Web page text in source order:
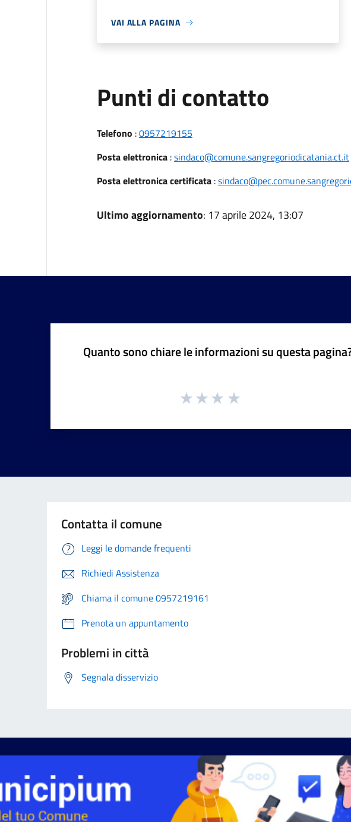
VAI ALLA PAGINA
Punti di contatto
Telefono :0957219155
Posta elettronica:sindaco@comune.sangregoriodicatania.ct.it
Posta elettronica certificata:
Ultimo aggiornamento: 17 aprile 2024, 13:07
Quanto sono chiare le informazioni su questa
Contatta il comune
Leggi le domande frequenti
Richiedi Assistenza
Chiama il comune 0957219161
Prenota un appuntamento
Problemi in città
Segnala disservizio